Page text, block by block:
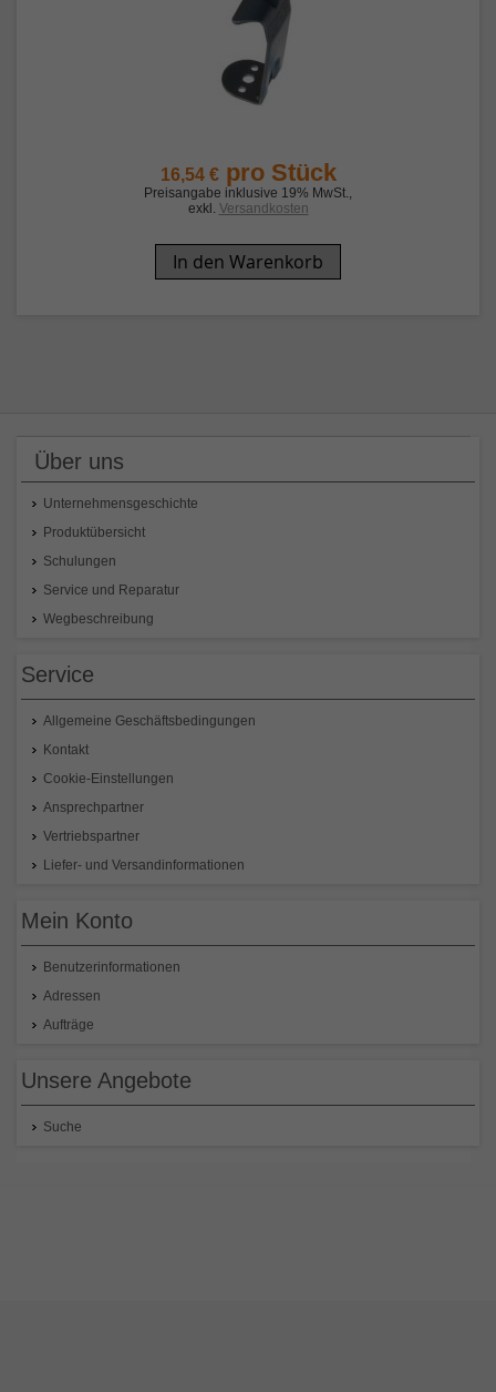
16,54 € pro Stück
Preisangabe inklusive 19% MwSt.,
exkl. Versandkosten
In den Warenkorb
Über uns
Unternehmensgeschichte
Produktübersicht
Schulungen
Service und Reparatur
Wegbeschreibung
Service
Allgemeine Geschäftsbedingungen
Kontakt
Cookie-Einstellungen
Ansprechpartner
Vertriebspartner
Liefer- und Versandinformationen
Mein Konto
Benutzerinformationen
Adressen
Aufträge
Unsere Angebote
Suche